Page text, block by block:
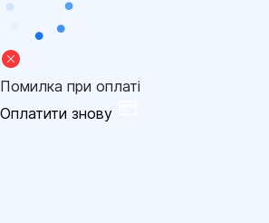
Помилка при оплаті
Оплатити знову